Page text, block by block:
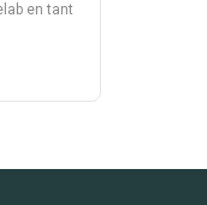
en tant